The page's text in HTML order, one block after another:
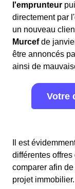
l'emprunteur
directement par
un nouveau
Murcefde
être annoncés
ainsi de
Votre
Il est
différentes
comparer afin
projet immobilier.